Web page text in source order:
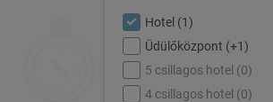
Hotel (1)
Üdülőközpont (+1)
5 csillagos hotel (0)
4 csillagos hotel (0)